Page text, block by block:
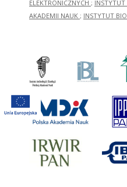
ELEKTRONICZNYCH ; INSTYTUT
AKADEMII NAUK ; INSTYTUT